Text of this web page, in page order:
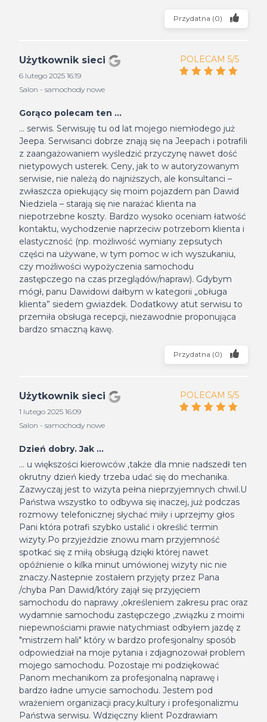
Przydatna (0)
Użytkownik sieci
6 lutego 2025 16:19
Salon - samochody nowe
POLECAM 5/5
Gorąco polecam ten ...
... serwis. Serwisuję tu od lat mojego niemłodego już
Jeepa. Serwisanci dobrze znają się na Jeepach i potrafili
z zaangażowaniem wyśledzić przyczynę nawet dość
nietypowych usterek. Ceny, jak to w autoryzowanym
serwisie, nie należą do najniższych, ale konsultanci –
zwłaszcza opiekujący się moim pojazdem pan Dawid
Niedziela – starają się nie narażać klienta na
niepotrzebne koszty. Bardzo wysoko oceniam łatwość
kontaktu, wychodzenie naprzeciw potrzebom klienta i
elastyczność (np. możliwość wymiany zepsutych
części na używane, w tym pomoc w ich wyszukaniu,
czy możliwości wypożyczenia samochodu
zastępczego na czas przeglądów/napraw). Gdybym
mógł, panu Dawidowi dałbym w kategorii „obługa
klienta” siedem gwiazdek. Dodatkowy atut serwisu to
przemiła obsługa recepcji, niezawodnie proponująca
bardzo smaczną kawę.
Przydatna (0)
Użytkownik sieci
1 lutego 2025 16:09
Salon - samochody nowe
POLECAM 5/5
Dzień dobry. Jak ...
... u większości kierowców ,także dla mnie nadszedł ten
okrutny dzień kiedy trzeba udać się do mechanika.
Zazwyczaj jest to wizyta pełna nieprzyjemnych chwil.U
Państwa wszystko to odbywa się inaczej, już podczas
rozmowy telefonicznej słychać miły i uprzejmy głos
Pani która potrafi szybko ustalić i określić termin
wizyty.Po przyjeździe znowu mam przyjemność
spotkać się z miłą obsługą dzięki której nawet
opóźnienie o kilka minut umówionej wizyty nic nie
znaczy.Nastepnie zostałem przyjęty przez Pana
/chyba Pan Dawid/który zajął się przyjęciem
samochodu do naprawy ,określeniem zakresu prac oraz
wydamnie samochodu zastępczego ,związku z moimi
niepewnościami prawie natychmiast odbyłem jazdę z
"mistrzem hali" który w bardzo profesjonalny sposób
odpowiedział na moje pytania i zdjagnozował problem
mojego samochodu. Pozostaje mi podziękować
Panom mechanikom za profesjonalną naprawę i
bardzo ładne umycie samochodu. Jestem pod
wrażeniem organizacji pracy,kultury i profesjonalizmu
Państwa serwisu. Wdzięczny klient Pozdrawiam